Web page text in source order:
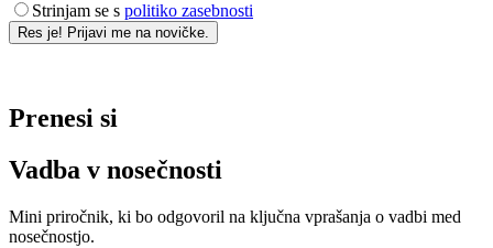
Strinjam se s politiko zasebnosti
Res je! Prijavi me na novičke.
Prenesi si
Vadba v nosečnosti
Mini priročnik, ki bo odgovoril na ključna vprašanja o vadbi med
nosečnostjo.